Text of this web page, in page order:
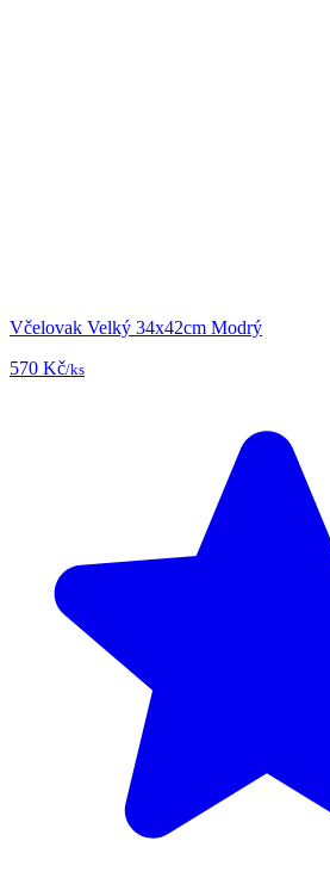
Včelovak Velký 34x42cm Modrý
570 Kč/ks